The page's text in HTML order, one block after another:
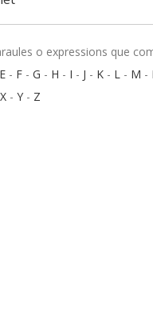
o expressions que
E - F - G - H - I - J - K - L - M -
X - Y - Z